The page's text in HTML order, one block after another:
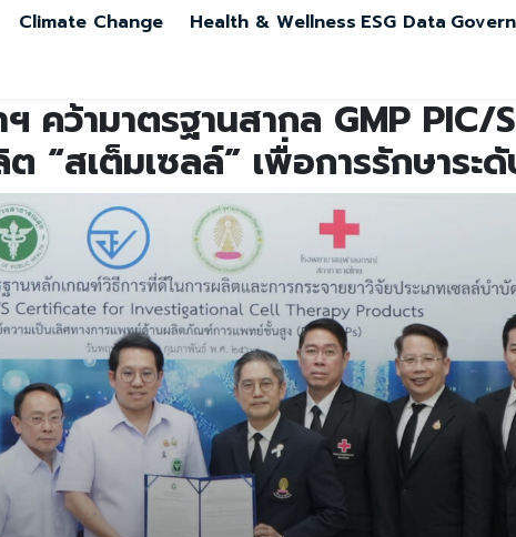
Climate Change Health & Wellness ESG Data
ว้ามาตรฐานสากล GMP PIC/
“สเต็มเซลล์” เพื่อการรักษาระดั